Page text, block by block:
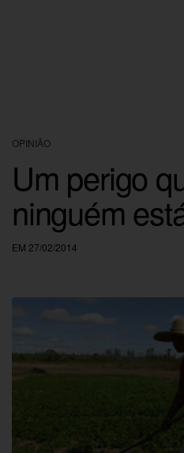
OPINIÃO
Um perigo
ninguém
EM 27/02/2014